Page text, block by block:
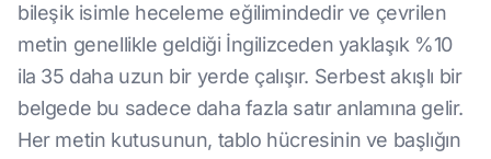
bileşik isimle heceleme eğilimindedir ve çevrilen
metin genellikle geldiği İngilizceden yaklaşık %10
ila 35 daha uzun bir yerde çalışır. Serbest akışlı bir
belgede bu sadece daha fazla satır anlamına gelir.
Her metin kutusunun, tablo hücresinin ve başlığın